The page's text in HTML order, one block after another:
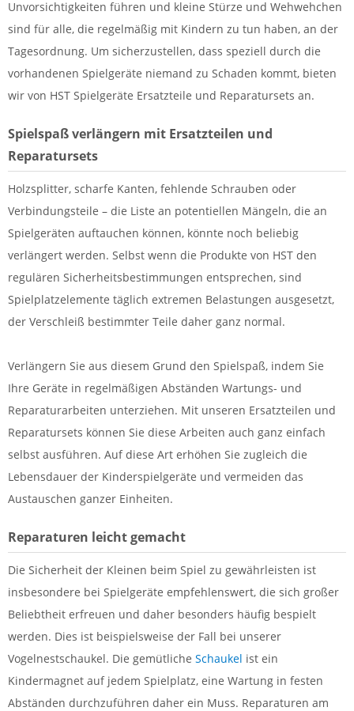
Unvorsichtigkeiten führen und kleine Stürze und Wehwehchen
sind für alle, die regelmäßig mit Kindern zu tun haben, an der
Tagesordnung. Um sicherzustellen, dass speziell durch die
vorhandenen Spielgeräte niemand zu Schaden kommt, bieten
wir von HST Spielgeräte Ersatzteile und Reparatursets an.
Spielspaß verlängern mit Ersatzteilen und
Reparatursets
Holzsplitter, scharfe Kanten, fehlende Schrauben oder
Verbindungsteile – die Liste an potentiellen Mängeln, die an
Spielgeräten auftauchen können, könnte noch beliebig
verlängert werden. Selbst wenn die Produkte von HST den
regulären Sicherheitsbestimmungen entsprechen, sind
Spielplatzelemente täglich extremen Belastungen ausgesetzt,
der Verschleiß bestimmter Teile daher ganz normal.
Verlängern Sie aus diesem Grund den Spielspaß, indem Sie
Ihre Geräte in regelmäßigen Abständen Wartungs- und
Reparaturarbeiten unterziehen. Mit unseren Ersatzteilen und
Reparatursets können Sie diese Arbeiten auch ganz einfach
selbst ausführen. Auf diese Art erhöhen Sie zugleich die
Lebensdauer der Kinderspielgeräte und vermeiden das
Austauschen ganzer Einheiten.
Reparaturen leicht gemacht
Die Sicherheit der Kleinen beim Spiel zu gewährleisten ist
insbesondere bei Spielgeräte empfehlenswert, die sich großer
Beliebtheit erfreuen und daher besonders häufig bespielt
werden. Dies ist beispielsweise der Fall bei unserer
Vogelnestschaukel. Die gemütliche Schaukel ist ein
Kindermagnet auf jedem Spielplatz, eine Wartung in festen
Abständen durchzuführen daher ein Muss. Reparaturen am